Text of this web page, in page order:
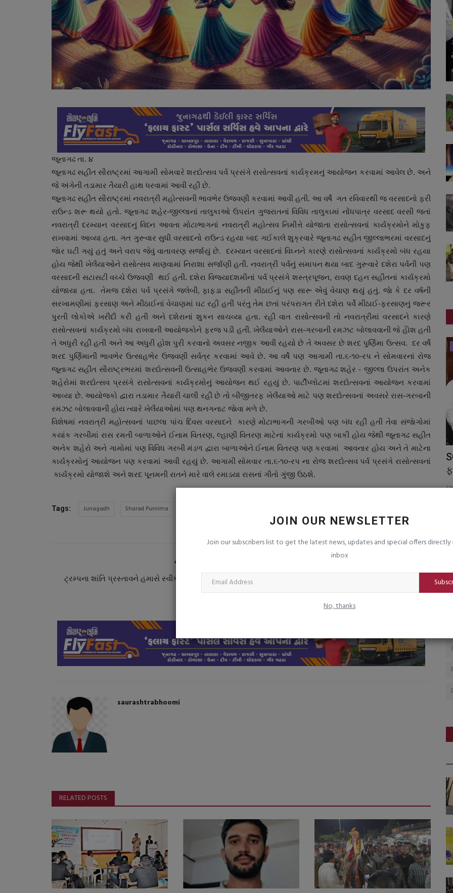
JOIN OUR NEWSLETTER
Join our subscribers list to get the latest news, updates and special offers directly
inbox
No, thanks
જૂનાગઢ તા. ૪
જૂનાગઢ સહીત સૌરાષ્ટ્રમાં આગામી સોમવારે શરદોત્સવ પર્વ પ્રસંગે રાસોત્સવનાં કાર્યક્રમનું આયોજન કરવામાં આવેલ છે. અને
જે અંગેની તડામાર તૈયારી હાથ ધરવામાં આવી રહી છે.
જૂનાગઢ સહીત સૌરાષ્ટ્રમાં નવરાત્રી મહોત્સવની ભાવભેર ઉજવણી કરવામાં આવી હતી. આ વર્ષે ગત રવિવારથી જ વરસાદનો ફરી
રાઉન્ડ શરૂ થયો હતો. જૂનાગઢ શહેર-જીલ્લાનાં તાલુકાઓ ઉપરાંત ગુજરાતનાં વિવિધ તાલુકામાં નોંધપાત્ર વરસાદ વરસી જતાં
નવરાત્રી દરમ્યાન વરસાદનું વિધ્ન આવતા મોટાભાગનાં નવરાત્રી મહોત્સવ નિમીત્તે યોજાતા રાસોત્સવનાં કાર્યક્રમોને મોકુફ
રાખવામાં આવ્યા હતા. ગત ગુરૂવાર સુધી વરસાદનો રાઉન્ડ રહયા બાદ ગઈકાલે શુક્રવારે જૂનાગઢ સહીત જીલ્લાભરમાં વરસાદનું
જાેર ઘટી ગયું હતું અને વરાપ જેવું વાતાવરણ સર્જાયું છે. દરમ્યાન વરસાદનાં વિઘ્નને કારણે રાસોત્સવનાં કાર્યક્રમો બંધ રહયા
હોય જેથી ખેલૈયાઓને રાસોત્સવ માણવામાં નિરાશા સર્જાણી હતી. નવરાત્રી પર્વનું સમાપન થયા બાદ ગુરૂવારે દશેરા પર્વની પણ
વરસાદની સટાસટી વચ્ચે ઉજવણી થઈ હતી. દશેરા વિજયાદશમીનાં પર્વ પ્રસંગે શસ્ત્રપૂજન, રાવણ દહન સહીતનાં કાર્યક્રમો
યોજાયા હતા. તેમજ દશેરા પર્વ પ્રસંગે જલેબી, ફાફડા સહીતની મીઠાઈનું પણ સારૂ એવું વેચાણ થયું હતું. જાે કે દર વર્ષની
સરખામણીમાં ફરસાણ અને મીઠાઈનાં વેચાણમાં ઘટ રહી હતી પરંતુ તેમ છતાં પરંપરાગત રીતે દશેરા પર્વે મીઠાઈ-ફરસાણનું જરૂર
પુરતી લોકોએ ખરીદી કરી હતી અને દશેરાનાં શુકન સાચવ્યા હતા. રહી વાત રાસોત્સવની તો નવરાત્રીમાં વરસાદને કારણે
રાસોત્સવનાં કાર્યક્રમો બંધ રાખવાની આયોજકોને ફરજ પડી હતી. ખેલૈયાઓને રાસ-ગરબાની રમઝટ બોલાવવાની જે હોેશ હતી
તે અધુરી રહી હતી અને આ અધુરી હોશ પુરી કરવાનો અવસર નજીક આવી રહયો છે તે અવસર છે શરદ પુર્ણિમા ઉત્સવ. દર વર્ષે
શરદ પુર્ણિમાની ભાવભેર ઉત્સાહભેર ઉજવણી સર્વત્ર કરવામાં આવે છે. આ વર્ષે પણ આગામી તા.૬-૧૦-રપ ને સોમવારનાં રોજ
જૂનાગઢ સહીત સૌરાષ્ટ્રભરમાં શરદોત્સવની ઉત્સાહભેર ઉજવણી કરવામાં આવનાર છે. જૂનાગઢ શહેર - જીલ્લા ઉપરાંત અનેક
શહેરોમાં શરદોત્સવ પ્રસંગે રાસોત્સવનાં કાર્યક્રમોનું આયોજન થઈ રહયું છે. પાર્ટીપ્લોટમાં શરદોત્સવનાં આયોજન કરવામાં
આવ્યા છે. આયોજકો દ્વારા તડામાર તૈયારી ચાલી રહી છે તો બીજીતરફ ખેલૈયાઓ માટે પણ શરદોત્સવનાં અવસરે રાસ-ગરબાની
રમઝટ બોલાવવાની હોય ત્યારે ખેલૈયાઓમાં પણ થનગનાટ જાેવા મળે છે.
વિશેષમાં નવરાત્રી મહોત્સવનાં પાછલા પાંચ દિવસ વરસાદને કારણે મોટાભાગની ગરબીઓ પણ બંધ રહી હતી તેવા સંજાેગોમાં
કયાંક ગરબીમાં રાસ રમતી બાળાઓને ઈનામ વિતરણ, લ્હાણી વિતરણ માટેનાં કાર્યક્રમો પણ બાકી હોય જેથી જૂનાગઢ સહીત
અનેક શહેરો અને ગામોમાં પણ વિવિધ ગરબી મંડળ દ્વારા બાળાઓને ઈનામ વિતરણ પણ કરવામાં આવનાર હોય અને તે માટેના
કાર્યક્રમોનું આયોજન પણ કરવામાં આવી રહયું છે. આગામી સોમવાર તા.૬-૧૦-રપ ના રોજ શરદોત્સવ પર્વ પ્રસંગે રાસોત્સવનાં
કાર્યક્રમો યોજાશે અને શરદ પૂનમની રાતને મારે વાલે રમાડયા રાસનાં ગીતો ગુંજી ઉઠશે.
Tags: Junagadh Sharad Purnima
ટ્રમ્પના શાંતિ પ્રસ્તાવને હમાસે સ્વીકારી લીધો : ગાઝામાં
સાયબર ક્રાઈમનો ભોગ બનેલ ૪૭૮ અરજદારોને રૂપિયા
saurashtrabhoomi
RELATED POSTS
આંતરરાષ્ટ્રીય
ટેરિફની રમતથી અમેરીકાને જ ભારે નુકશાન
૧૦૦ અબજ ડોલરનું...
0
રાષ્ટ્રીય
ભાવના કંઠ ભારતીય વાયુ દળની પહેલી મહિલા
‘ટોપગન‘ બની
saurashtrabhoomi Aug 8, 2026 0